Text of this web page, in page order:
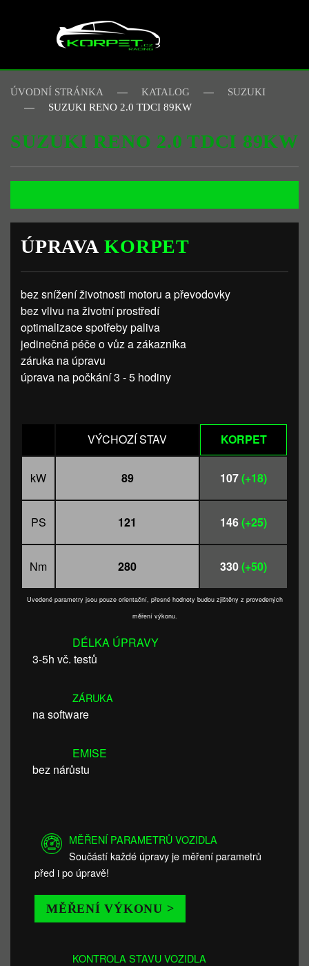
Skip to main content
ÚVODNÍ STRÁNKA KATALOG
SUZUKI
SUZUKI RENO 2.0 TDCI 89KW
SUZUKI RENO 2.0 TDCI 89KW
ÚPRAVAKORPET
bez snížení životnosti motoru a převodovky
bez vlivu na životní prostředí
optimalizace spotřeby paliva
jedinečná péče o vůz a zákazníka
záruka na úpravu
úprava na počkání 3 - 5 hodiny
VÝCHOZÍ STAV KORPET
kW 89 107(+18)
PS 121 146(+25)
Nm 280 330(+50)
Uvedené parametry jsou pouze orientační, přesné hodnoty budou zjištěny z provedených
měření výkonu.
DÉLKA ÚPRAVY
3-5h vč. testů
ZÁRUKA
na software
EMISE
bez nárůstu
MĚŘENÍ PARAMETRŮ VOZIDLA
Součástí každé úpravy je měření parametrů
před i po úpravě!
MĚŘENÍ VÝKONU >
KONTROLA STAVU VOZIDLA